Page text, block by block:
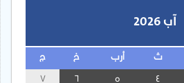
آب 2026
ث أرب خ ج